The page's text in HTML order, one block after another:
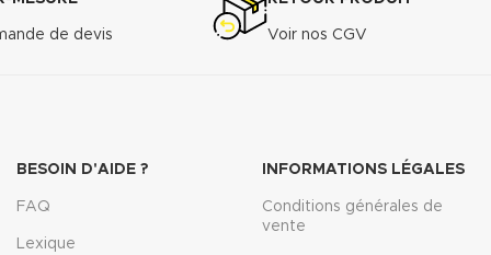
de devis Voir nos CGV
BESOIN D'AIDE ?
FAQ
Lexique
INFORMATIONS LÉGALES
Conditions générales de
vente